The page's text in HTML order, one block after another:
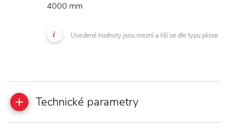
4000 mm
Uvedené hodnoty jsou mezní a liší se dle typu plisse.
Technické parametry